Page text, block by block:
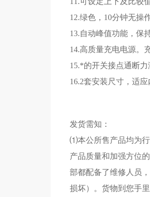
12.绿色，10分钟无操
13.自动峰值功能，保
14.高质量充电电源。
15.*的开关接点通断
16.2套安装尺寸，适
发货需知：
⑴本公所售产品均为
产品质量和加强方位
部都配备了维修人员
损坏）。货物到您手